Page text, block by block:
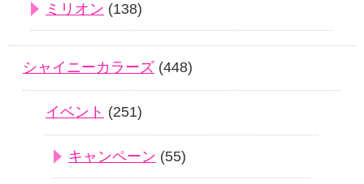
ミリオン (138)
シャイニーカラーズ (448)
イベント (251)
キャンペーン (55)